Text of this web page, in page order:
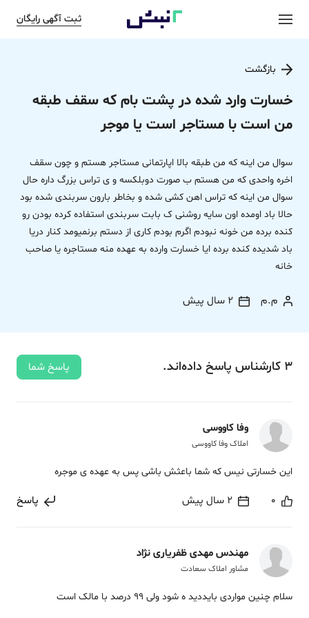
ثبت آگهی رایگان
بازگشت
خسارت وارد شده در پشت بام که سقف طبقه
من است با مستاجر است یا موجر
سوال من اینه که من طبقه بالا اپارتمانی مستاجر هستم و چون سقف
اخره واحدی که من هستم ب صورت دوبلکسه و ی تراس بزرگ داره حال
سوال من اینه که تراس اهن کشی شده و بخاطر بارون سربندی شده بود
حالا باد اومده اون سایه روشنی ک بابت سربندی استفاده کرده بودن رو
کنده برده من خونه نبودم اگرم بودم کاری از دستم برنمیومد کنار دریا
باد شدیده کنده برده ایا خسارت وارده به عهده منه مستاجره یا صاحب
خانه
م.م 2 سال پیش
3 کارشناس پاسخ داده‌اند. پاسخ شما
وفا کاووسی
املاک وفا کاووسی
این خسارتی نیس که شما باعثش باشی پس به عهده ی موجره
0 2 سال پیش پاسخ
مهندس مهدی ظفریاری نژاد
مشاور املاک سعادت
سلام چنین مواردی بایددید ه شود ولی 99 درصد با مالک است